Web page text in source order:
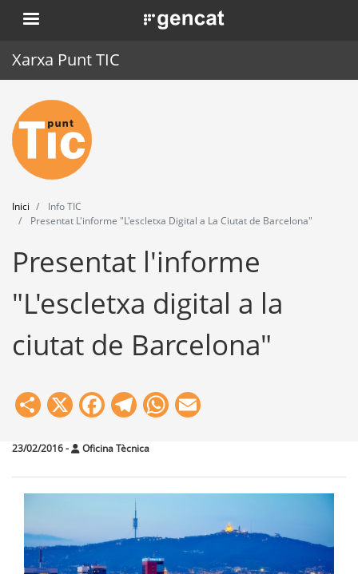
Vés
al
. Obre en una nova finestra.
Xarxa Punt TIC
Inici
Punt TIC
Actualitat
Agenda
Formació
Eines
Inici
Info TIC
Presentat L'informe "L'escletxa Digital a La Ciutat de Barcelona"
Presentat l'informe
"L'escletxa digital a la
ciutat de Barcelona"
Share
X Facebook
Telegram
WhatsApp
23/02/2016- Oficina Tècnica